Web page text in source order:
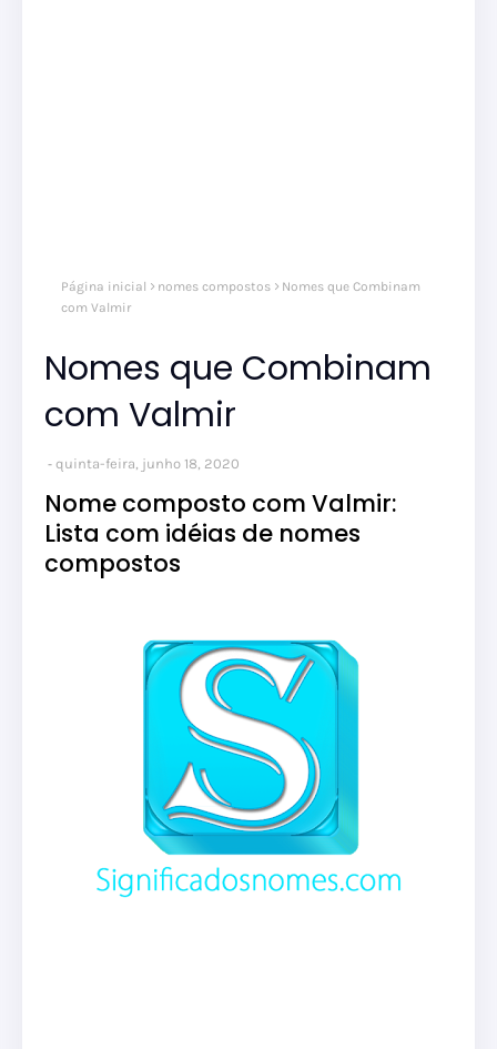
Página inicial nomes compostos
Nomes que Combinam
com Valmir
Nomes que Combinam
com Valmir
quinta-feira, junho 18, 2020
Nome composto com Valmir:
Lista com idéias de nomes
compostos